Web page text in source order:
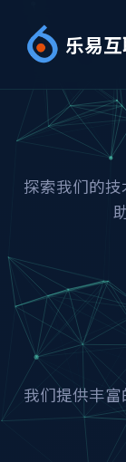
乐易
探索我们的技
我们提供丰